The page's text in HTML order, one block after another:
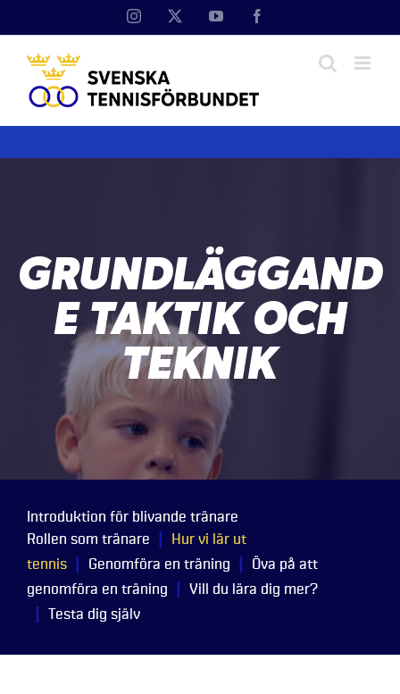
Instagram YouTube
GRUNDLÄGGAND
E TAKTIK OCH
TEKNIK
Introduktion för blivande tränare
Rollen som tränare
Hur vi lär ut
tennis
Genomföra en träning
Öva på att
genomföra en träning
Vill du lära dig mer?
Testa dig själv